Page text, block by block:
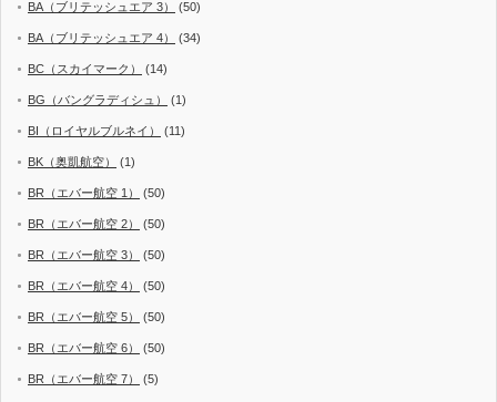
BA（ブリテッシュエア 3） (50)
BA（ブリテッシュエア 4） (34)
BC（スカイマーク） (14)
BG（バングラディシュ） (1)
BI（ロイヤルブルネイ） (11)
BK（奥凱航空） (1)
BR（エバー航空 1） (50)
BR（エバー航空 2） (50)
BR（エバー航空 3） (50)
BR（エバー航空 4） (50)
BR（エバー航空 5） (50)
BR（エバー航空 6） (50)
BR（エバー航空 7） (5)